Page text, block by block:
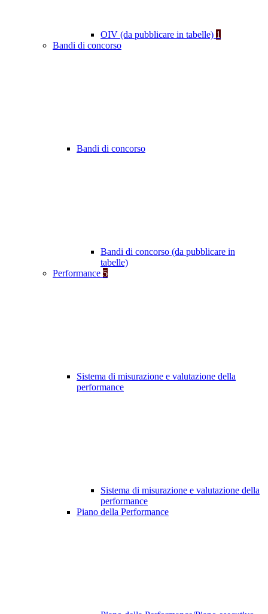
OIV (da pubblicare in tabelle) 1
Bandi di concorso
Bandi di concorso
Bandi di concorso (da pubblicare in
tabelle)
Performance 5
Sistema di misurazione e valutazione della
performance
Sistema di misurazione e valutazione della
performance
Piano della Performance